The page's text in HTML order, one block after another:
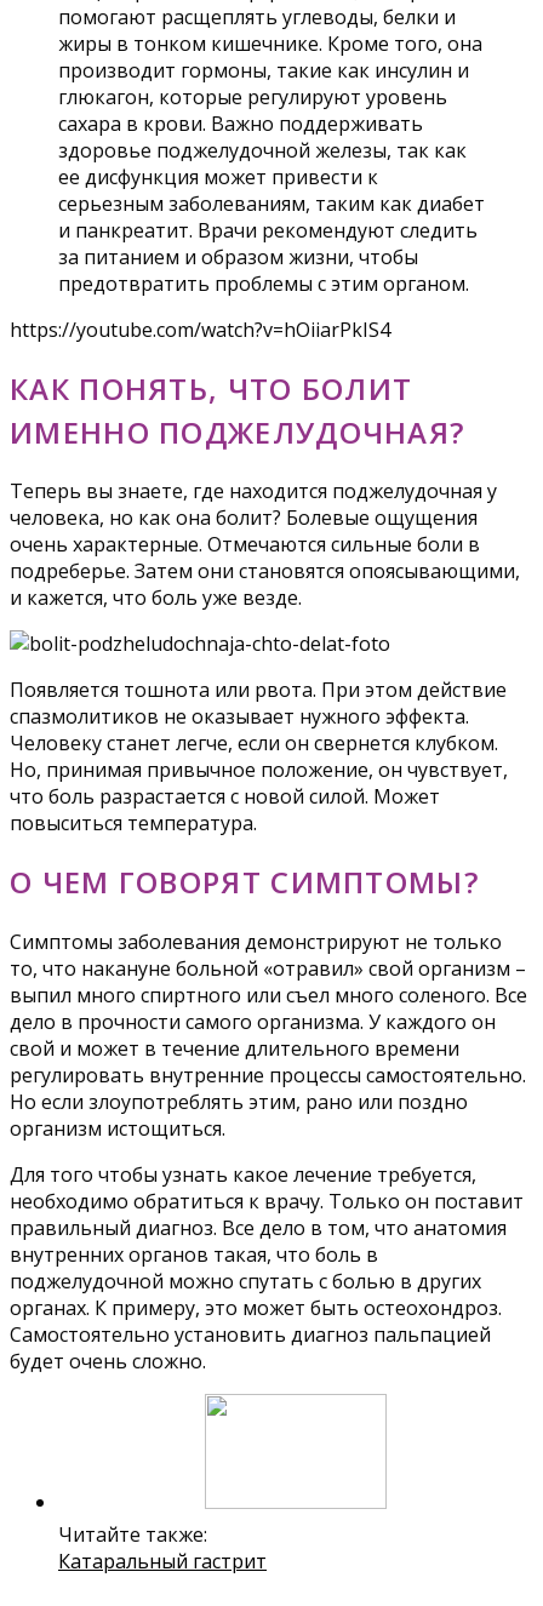
помогают расщеплять углеводы, белки и
жиры в тонком кишечнике. Кроме того, она
производит гормоны, такие как инсулин и
глюкагон, которые регулируют уровень
сахара в крови. Важно поддерживать
здоровье поджелудочной железы, так как
ее дисфункция может привести к
серьезным заболеваниям, таким как диабет
и панкреатит. Врачи рекомендуют следить
за питанием и образом жизни, чтобы
предотвратить проблемы с этим органом.
https://youtube.com/watch?v=hOiiarPkIS4
КАК ПОНЯТЬ, ЧТО БОЛИТ
ИМЕННО ПОДЖЕЛУДОЧНАЯ?
Теперь вы знаете, где находится поджелудочная у
человека, но как она болит? Болевые ощущения
очень характерные. Отмечаются сильные боли в
подреберье. Затем они становятся опоясывающими,
и кажется, что боль уже везде.
Появляется тошнота или рвота. При этом действие
спазмолитиков не оказывает нужного эффекта.
Человеку станет легче, если он свернется клубком.
Но, принимая привычное положение, он чувствует,
что боль разрастается с новой силой. Может
повыситься температура.
О ЧЕМ ГОВОРЯТ СИМПТОМЫ?
Симптомы заболевания демонстрируют не только
то, что накануне больной «отравил» свой организм –
выпил много спиртного или съел много соленого. Все
дело в прочности самого организма. У каждого он
свой и может в течение длительного времени
регулировать внутренние процессы самостоятельно.
Но если злоупотреблять этим, рано или поздно
организм истощиться.
Для того чтобы узнать какое лечение требуется,
необходимо обратиться к врачу. Только он поставит
правильный диагноз. Все дело в том, что анатомия
внутренних органов такая, что боль в
поджелудочной можно спутать с болью в других
органах. К примеру, это может быть остеохондроз.
Самостоятельно установить диагноз пальпацией
будет очень сложно.
Читайте также:
Катаральный гастрит